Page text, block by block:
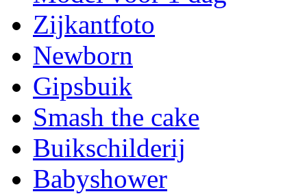
Zijkantfoto
Newborn
Gipsbuik
Smash the cake
Buikschilderij
Babyshower